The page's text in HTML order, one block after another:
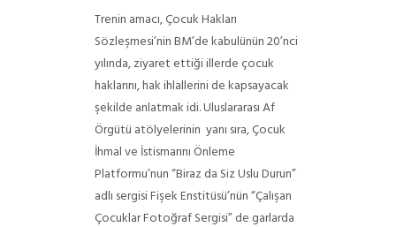
Trenin amacı, Çocuk Hakları
Sözleşmesi’nin BM’de kabulünün 20’nci
yılında, ziyaret ettiği illerde çocuk
haklarını, hak ihlallerini de kapsayacak
şekilde anlatmak idi. Uluslararası Af
Örgütü atölyelerinin yanı sıra, Çocuk
İhmal ve İstismarını Önleme
Platformu’nun “Biraz da Siz Uslu Durun”
adlı sergisi Fişek Enstitüsü’nün “Çalışan
Çocuklar Fotoğraf Sergisi” de garlarda